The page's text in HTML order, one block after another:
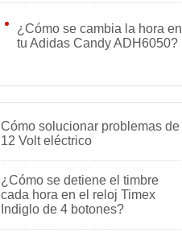
¿Cómo se cambia la hora en
tu Adidas Candy ADH6050?
Cómo solucionar problemas de
12 Volt eléctrico
¿Cómo se detiene el timbre
cada hora en el reloj Timex
Indiglo de 4 botones?